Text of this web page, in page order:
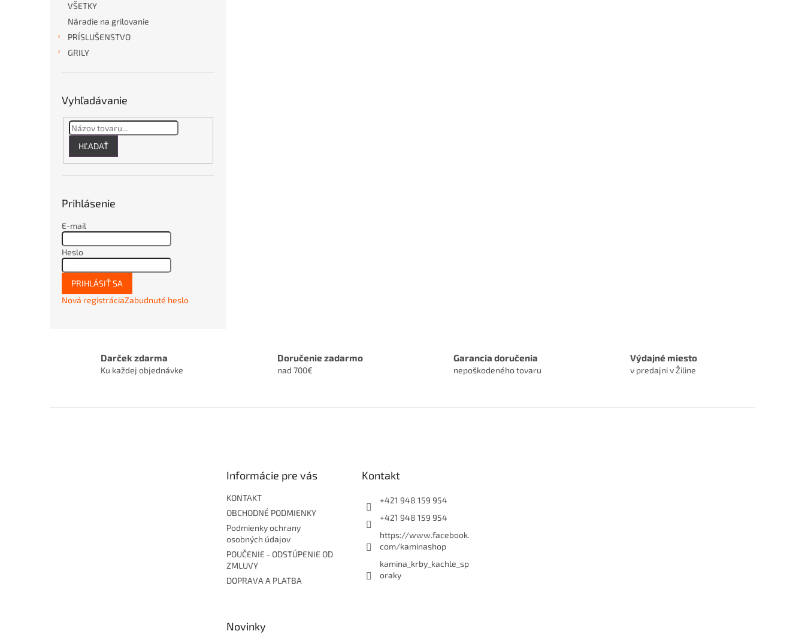
VŠETKY
Náradie na grilovanie
PRÍSLUŠENSTVO
GRILY
Vyhľadávanie
HĽADAŤ
Prihlásenie
E-mail
Heslo
PRIHLÁSIŤ SA
Nová registráciaZabudnuté heslo
Darček zdarma
Ku každej objednávke
Doručenie zadarmo
nad 700€
Garancia doručenia
nepoškodeného tovaru
Výdajné miesto
v predajni v Žiline
Informácie pre vás
KONTAKT
OBCHODNÉ PODMIENKY
Podmienky ochrany
osobných údajov
POUČENIE - ODSTÚPENIE OD
ZMLUVY
DOPRAVA A PLATBA
Kontakt
+421 948 159 954
+421 948 159 954
https://www.facebook.
com/kaminashop
kamina_krby_kachle_sp
oraky
Novinky